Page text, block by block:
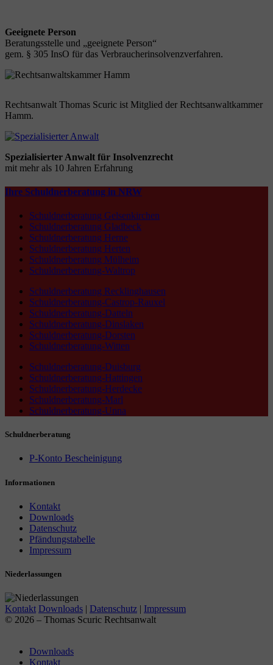
Geeignete Person
Beratungsstelle und „geeignete Person“
gem. § 305 InsO für das Verbraucherinsolvenzverfahren.
Rechtsanwalt Thomas Scuric ist Mitglied der Rechtsanwaltkammer
Hamm.
Spezialisierter Anwalt für Insolvenzrecht
mit mehr als 10 Jahren Erfahrung
Ihre Schuldnerberatung in NRW
Schuldnerberatung Gelsenkirchen
Schuldnerberatung Gladbeck
Schuldnerberatung Herne
Schuldnerberatung Herten
Schuldnerberatung Mülheim
Schuldnerberatung-Waltrop
Schuldnerberatung Recklinghausen
Schuldnerberatung-Castrop-Rauxel
Schuldnerberatung-Datteln
Schuldnerberatung-Dinslaken
Schuldnerberatung-Dorsten
Schuldnerberatung-Witten
Schuldnerberatung-Duisburg
Schuldnerberatung-Hattingen
Schuldnerberatung-Herdecke
Schuldnerberatung-Marl
Schuldnerberatung-Unna
Schuldnerberatung
P-Konto Bescheinigung
Informationen
Kontakt
Downloads
Datenschutz
Pfändungstabelle
Impressum
Niederlassungen
Kontakt Downloads | Datenschutz | Impressum
© 2026 – Thomas Scuric Rechtsanwalt
Downloads
Kontakt